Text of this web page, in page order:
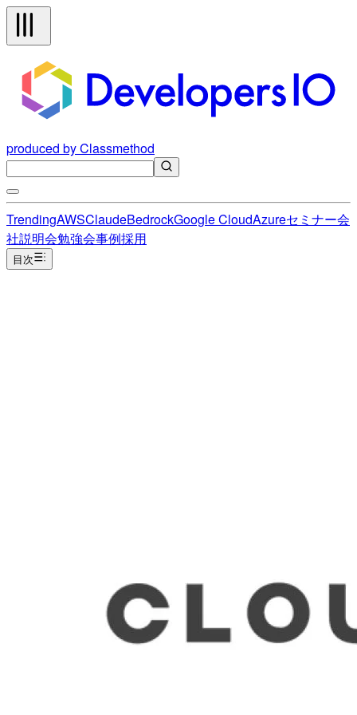
produced by Classmethod
TrendingAWSClaudeBedrockGoogle CloudAzureセミナー会
社説明会勉強会事例採用
目次